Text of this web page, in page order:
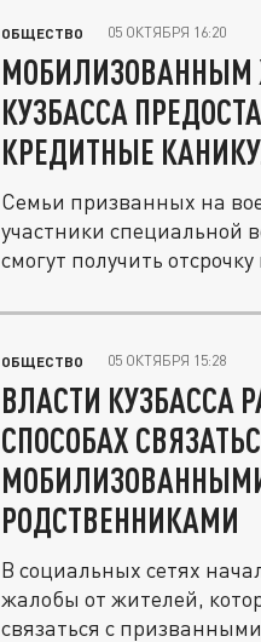
ОБЩЕСТВО 05 ОКТЯБРЯ 16:20
КУЗБАССА
КРЕДИТНЫЕ
Семьи призванных на
участники специальной
смогут получить
ОБЩЕСТВО 05 ОКТЯБРЯ 15:28
ВЛАСТИ КУЗБАССА
СПОСОБАХ
РОДСТВЕННИКАМИ
В социальных сетях
жалобы от жителей,
связаться с